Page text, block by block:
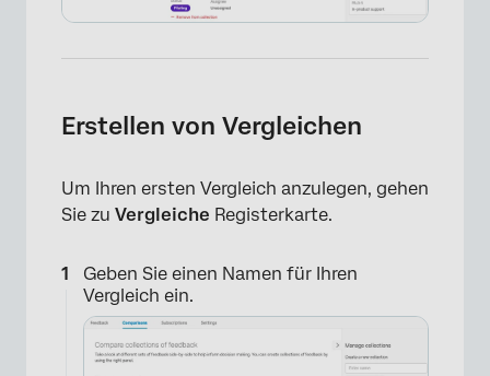
Erstellen von Vergleichen
Um Ihren ersten Vergleich anzulegen, gehen
Sie zu Vergleiche Registerkarte.
Geben Sie einen Namen für Ihren
Vergleich ein.